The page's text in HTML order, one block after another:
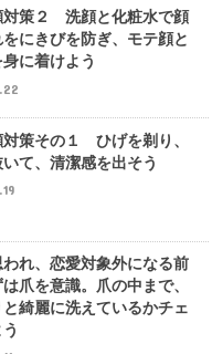
対策２ 洗顔と化粧水で顔
にきびを防ぎ、モテ顔と
に着けよう
対策その１ ひげを剃り、
て、清潔感を出そう
れ、恋愛対象外になる前
爪を意識。爪の中まで、
と綺麗に洗えているかチェ